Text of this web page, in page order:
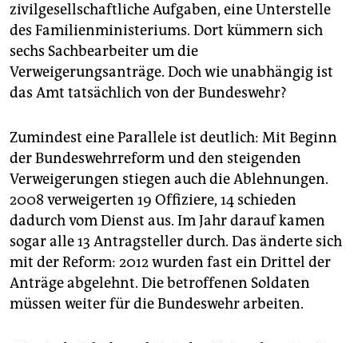
zivilgesellschaftliche Aufgaben, eine Unterstelle
des Familienministeriums. Dort kümmern sich
sechs Sachbearbeiter um die
Verweigerungsanträge. Doch wie unabhängig ist
das Amt tatsächlich von der Bundeswehr?
Zumindest eine Parallele ist deutlich: Mit Beginn
der Bundeswehrreform und den steigenden
Verweigerungen stiegen auch die Ablehnungen.
2008 verweigerten 19 Offiziere, 14 schieden
dadurch vom Dienst aus. Im Jahr darauf kamen
sogar alle 13 Antragsteller durch. Das änderte sich
mit der Reform: 2012 wurden fast ein Drittel der
Anträge abgelehnt. Die betroffenen Soldaten
müssen weiter für die Bundeswehr arbeiten.